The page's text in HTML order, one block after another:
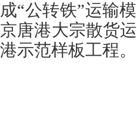
成“公转铁”运输
京唐港大宗散货
港示范样板工程。